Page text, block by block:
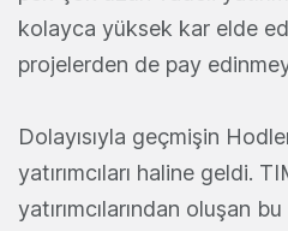
kolayca yüksek kar elde
projelerden de pay
Dolayısıyla geçmişin
yatırımcıları haline geldi.
yatırımcılarından oluşan